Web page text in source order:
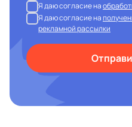
Я даю согласие на
Я даю согласие на
рекламной рассылки